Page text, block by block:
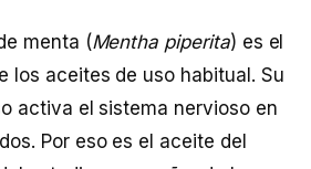
menta (Mentha piperita) es el
los aceites de uso habitual. Su
activa el sistema nervioso en
Por eso es el aceite del